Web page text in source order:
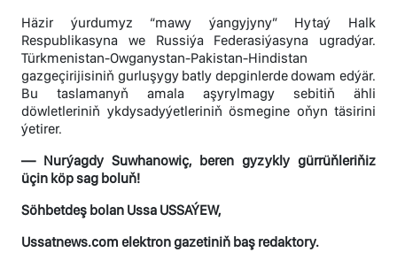
Häzir ýurdumyz “mawy ýangyjyny” Hytaý Halk
Respublikasyna we Russiýa Federasiýasyna ugradýar.
Türkmenistan-Owganystan-Pakistan-Hindistan
gazgeçirijisiniň gurluşygy batly depginlerde dowam edýär.
Bu taslamanyň amala aşyrylmagy sebitiň ähli
döwletleriniň ykdysadyýetleriniň ösmegine oňyn täsirini
ýetirer.
— Nurýagdy Suwhanowiç, beren gyzykly gürrüňleriňiz
üçin köp sag boluň!
Söhbetdeş bolan Ussa USSAÝEW,
Ussatnews.com elektron gazetiniň baş redaktory.